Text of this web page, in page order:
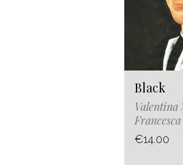
Black
Valentina
€14.00